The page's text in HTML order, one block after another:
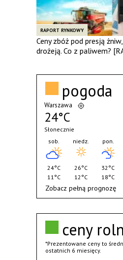
RAPORT RYNKOWY
Ceny zbóż pod presją
drożeją. Co z paliwem?
ceny
*Prezentowane ceny to
ostatnich 6 miesięcy.
pogoda
Warszawa
24°C
Słonecznie
sob.
24°C
11°C
niedz.
26°C
12°C
pon.
32°C
18°C
Zobacz pełną prognozę